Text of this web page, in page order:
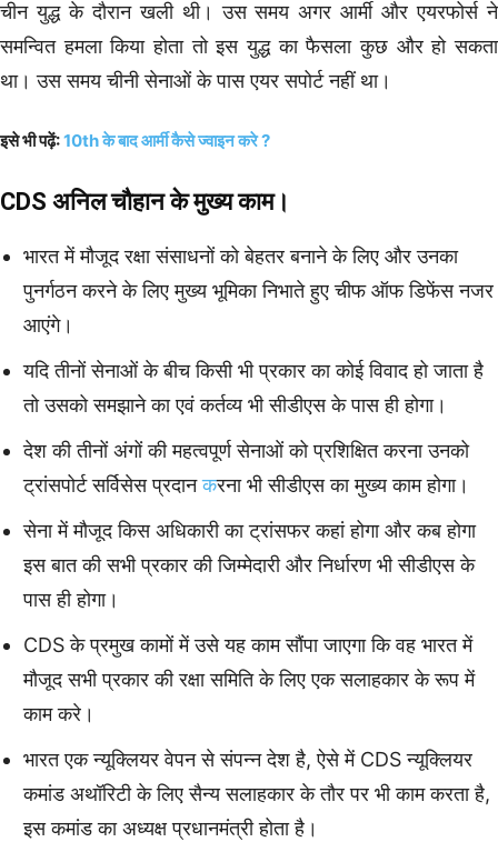
चीन युद्ध के दौरान खली थी। उस समय अगर आर्मी और एयरफोर्स ने
समन्वित हमला किया होता तो इस युद्ध का फैसला कुछ और हो सकता
था। उस समय चीनी सेनाओं के पास एयर सपोर्ट नहीं था।
इसे भी पढ़ें:10th के बाद आर्मी कैसे ज्वाइन करे ?
CDS अनिल चौहान के मुख्य काम।
भारत में मौजूद रक्षा संसाधनों को बेहतर बनाने के लिए और उनका
पुनर्गठन करने के लिए मुख्य भूमिका निभाते हुए चीफ ऑफ डिफेंस नजर
आएंगे।
यदि तीनों सेनाओं के बीच किसी भी प्रकार का कोई विवाद हो जाता है
तो उसको समझाने का एवं कर्तव्य भी सीडीएस के पास ही होगा।
देश की तीनों अंगों की महत्वपूर्ण सेनाओं को प्रशिक्षित करना उनको
ट्रांसपोर्ट सर्विसेस प्रदानकरना भी सीडीएस का मुख्य काम होगा।
सेना में मौजूद किस अधिकारी का ट्रांसफर कहां होगा और कब होगा
इस बात की सभी प्रकार की जिम्मेदारी और निर्धारण भी सीडीएस के
पास ही होगा।
CDS के प्रमुख कामों में उसे यह काम सौंपा जाएगा कि वह भारत में
मौजूद सभी प्रकार की रक्षा समिति के लिए एक सलाहकार के रूप में
काम करे।
भारत एक न्यूक्लियर वेपन से संपन्न देश है, ऐसे में CDS न्यूक्लियर
कमांड अथॉरिटी के लिए सैन्य सलाहकार के तौर पर भी काम करता है,
इस कमांड का अध्यक्ष प्रधानमंत्री होता है।